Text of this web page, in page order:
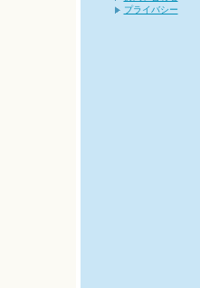
プライバシー